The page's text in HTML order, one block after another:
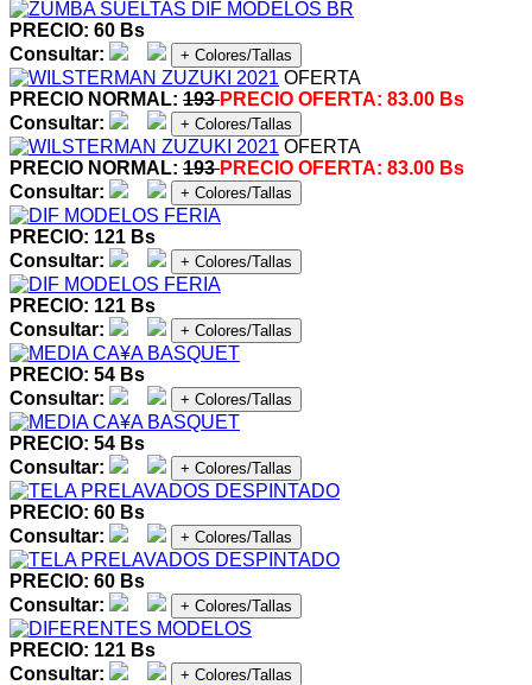
PRECIO: 60 Bs
Consultar:
+ Colores/Tallas
OFERTA
PRECIO NORMAL: 193PRECIO OFERTA: 83.00 Bs
Consultar:
+ Colores/Tallas
OFERTA
PRECIO NORMAL: 193PRECIO OFERTA: 83.00 Bs
Consultar:
+ Colores/Tallas
PRECIO: 121 Bs
Consultar:
+ Colores/Tallas
PRECIO: 121 Bs
Consultar:
+ Colores/Tallas
PRECIO: 54 Bs
Consultar:
+ Colores/Tallas
PRECIO: 54 Bs
Consultar:
+ Colores/Tallas
PRECIO: 60 Bs
Consultar:
+ Colores/Tallas
PRECIO: 60 Bs
Consultar:
+ Colores/Tallas
PRECIO: 121 Bs
Consultar:
+ Colores/Tallas